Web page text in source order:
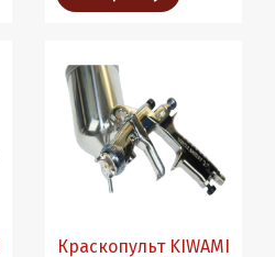
Краскопульт KIWAMI